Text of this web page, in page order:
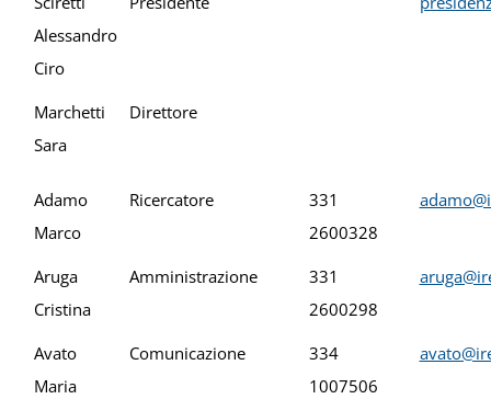
Alessandro
Ciro
Marchetti
Sara
Direttore
Adamo
Marco
Ricercatore
331
2600328
Aruga
Cristina
Amministrazione
331
2600298
Avato
Maria
Comunicazione
334
1007506